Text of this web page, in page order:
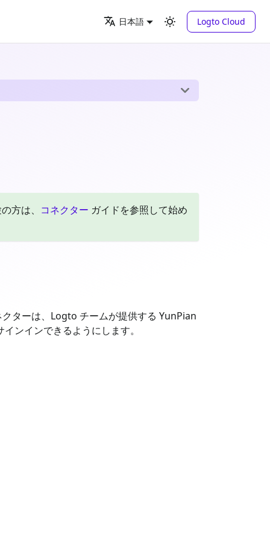
日本語 Logto Cloud
方は、 コネクター ガイドを参照して始め
ターは、Logto チームが提供する YunPian
ンインできるようにします。